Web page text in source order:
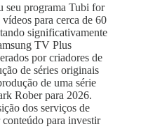
seu programa Tubi for
para cerca de 60
significativamente
TV Plus
por criadores de
de séries originais
de uma série
Rober para 2026.
dos serviços de
para investir